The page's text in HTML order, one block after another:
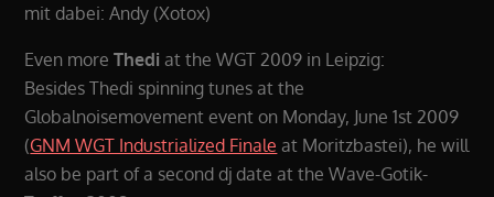
mit dabei: Andy (Xotox)
Even moreThedi at the WGT 2009 in Leipzig:
Besides Thedi spinning tunes at the
Globalnoisemovement event on Monday, June 1st 2009
(GNM WGT Industrialized Finale at Moritzbastei), he will
also be part of a second dj date at the Wave-Gotik-